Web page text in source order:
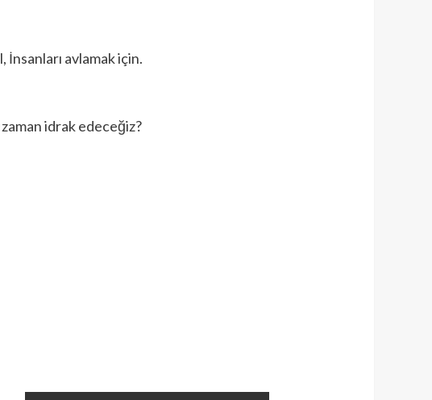
İnsanları avlamak için.
idrak edeceğiz?